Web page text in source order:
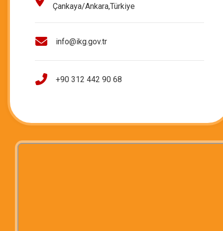
Çankaya/Ankara,Türkiye
info@ikg.gov.tr
+90 312 442 90 68